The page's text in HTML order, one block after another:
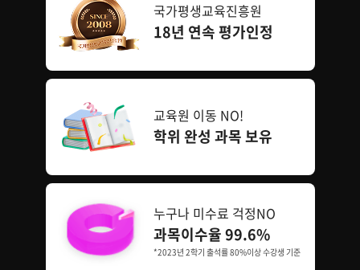
국가평생교육진흥원
18년 연속 평가인정
교육원 이동 NO!
학위 완성 과목 보유
누구나 미수료 걱정NO
과목이수율 99.6%
*2023년 2학기 출석률 80%이상 수강생 기준